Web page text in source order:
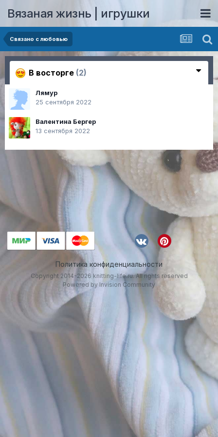
Вязаная жизнь | игрушки
Связано с любовью
В восторге (2)
Лямур
25 сентября 2022
Валентина Бергер
13 сентября 2022
Политика конфиденциальности
Copyright 2014-2026 knitting-life.ru. All rights reserved
Powered by Invision Community